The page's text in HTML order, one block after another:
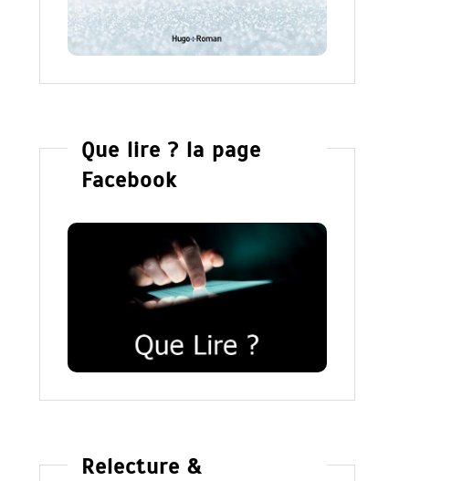
Que lire ? la page
Facebook
Relecture &